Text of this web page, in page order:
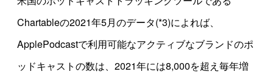
Chartableの2021年5月のデータ(*3)によれば、
ApplePodcastで利用可能なアクティブなブランドのポ
ッドキャストの数は、2021年には8,000を超え毎年増